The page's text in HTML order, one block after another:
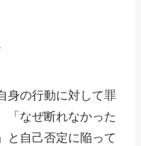
身の行動に対して罪
「なぜ断れなかった
と自己否定に陥って